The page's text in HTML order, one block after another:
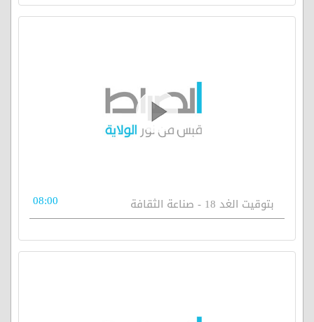
بتوقيت الغد 18 - صناعة الثقافة 08:00